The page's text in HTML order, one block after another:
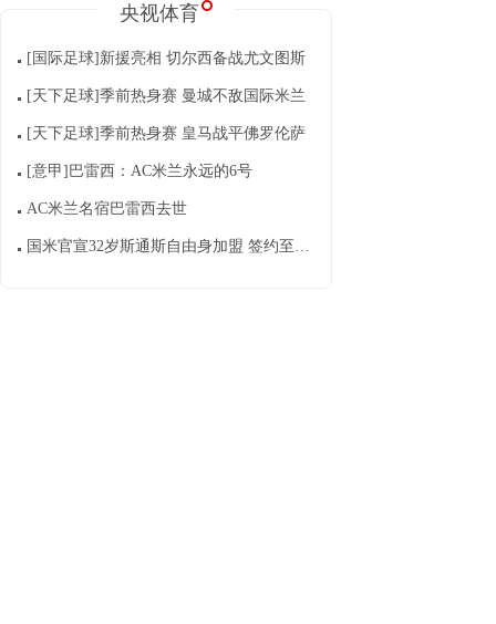
央视体育
[国际足球]新援亮相 切尔西备战尤文图斯
[天下足球]季前热身赛 曼城不敌国际米兰
[天下足球]季前热身赛 皇马战平佛罗伦萨
[意甲]巴雷西：AC米兰永远的6号
AC米兰名宿巴雷西去世
国米官宣32岁斯通斯自由身加盟 签约至2028年